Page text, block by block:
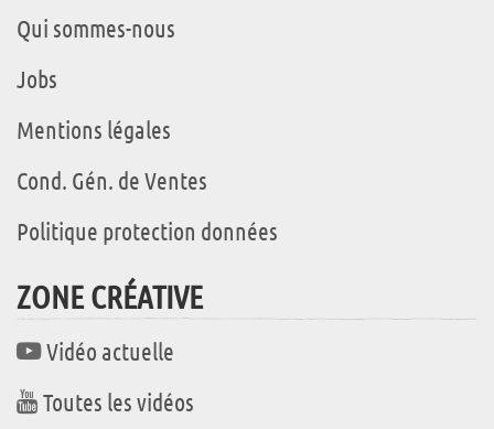
Qui sommes-nous
Jobs
Mentions légales
Cond. Gén. de Ventes
Politique protection données
ZONE CRÉATIVE
Vidéo actuelle
Toutes les vidéos